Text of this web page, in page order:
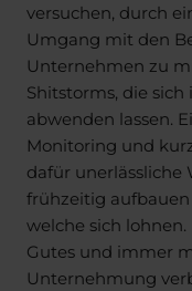
versuchen, durch
Umgang mit den
Unternehmen zu
Shitstorms, die sich
abwenden lassen.
Monitoring und
dafür unerlässliche
frühzeitig aufbauen
welche sich
Gutes und immer
Unternehmung